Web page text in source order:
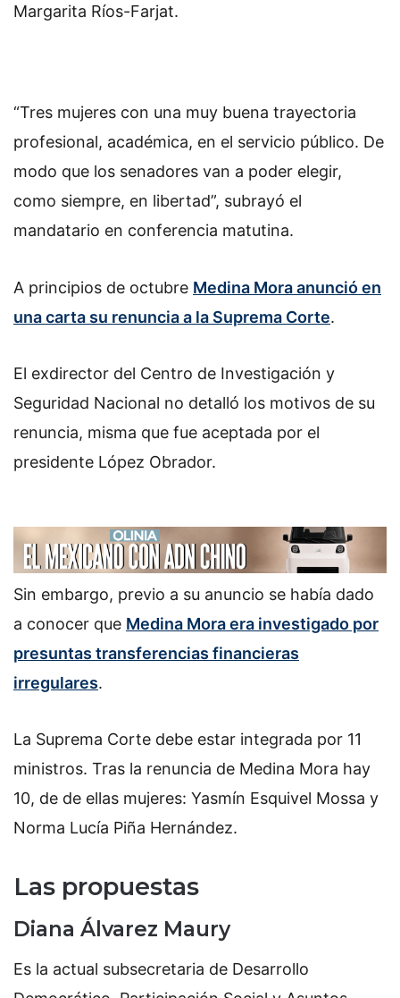
Margarita Ríos-Farjat.
“Tres mujeres con una muy buena trayectoria
profesional, académica, en el servicio público. De
modo que los senadores van a poder elegir,
como siempre, en libertad”, subrayó el
mandatario en conferencia matutina.
A principios de octubre Medina Mora anunció en
una carta su renuncia a la Suprema Corte.
El exdirector del Centro de Investigación y
Seguridad Nacional no detalló los motivos de su
renuncia, misma que fue aceptada por el
presidente López Obrador.
Sin embargo, previo a su anuncio se había dado
a conocer que Medina Mora era investigado por
presuntas transferencias financieras
irregulares.
La Suprema Corte debe estar integrada por 11
ministros. Tras la renuncia de Medina Mora hay
10, de de ellas mujeres: Yasmín Esquivel Mossa y
Norma Lucía Piña Hernández.
Las propuestas
Diana Álvarez Maury
Es la actual subsecretaria de Desarrollo